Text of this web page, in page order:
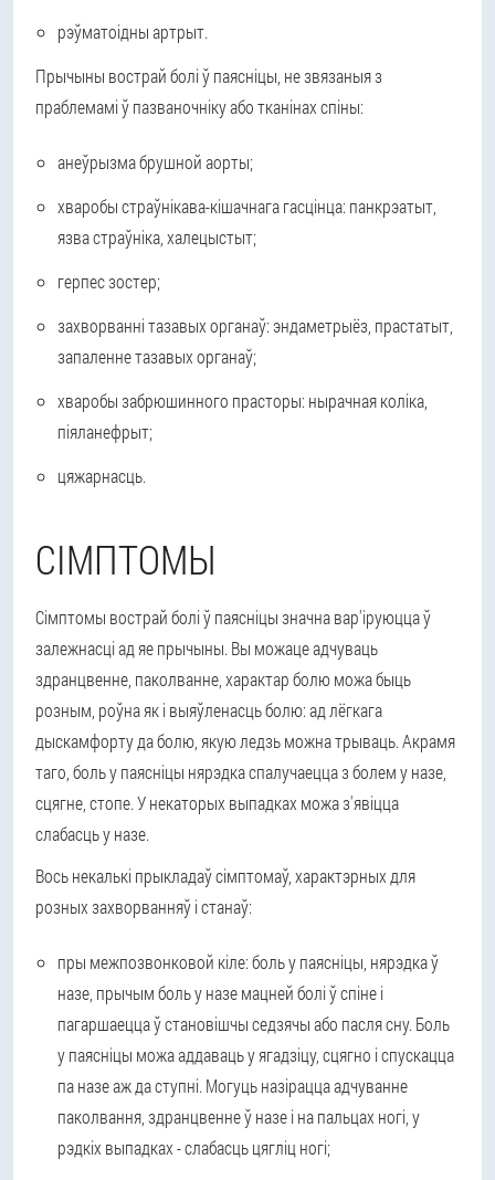
рэўматоідны артрыт.
Прычыны вострай болі ў паясніцы, не звязаныя з
праблемамі ў пазваночніку або тканінах спіны:
анеўрызма брушной аорты;
хваробы страўнікава-кішачнага гасцінца: панкрэатыт,
язва страўніка, халецыстыт;
герпес зостер;
захворванні тазавых органаў: эндаметрыёз, прастатыт,
запаленне тазавых органаў;
хваробы забрюшинного прасторы: нырачная коліка,
піяланефрыт;
цяжарнасць.
СІМПТОМЫ
Сімптомы вострай болі ў паясніцы значна вар'іруюцца ў
залежнасці ад яе прычыны. Вы можаце адчуваць
здранцвенне, паколванне, характар болю можа быць
розным, роўна як і выяўленасць болю: ад лёгкага
дыскамфорту да болю, якую ледзь можна трываць. Акрамя
таго, боль у паясніцы нярэдка спалучаецца з болем у назе,
сцягне, стопе. У некаторых выпадках можа з'явіцца
слабасць у назе.
Вось некалькі прыкладаў сімптомаў, характэрных для
розных захворванняў і станаў:
пры межпозвонковой кіле: боль у паясніцы, нярэдка ў
назе, прычым боль у назе мацней болі ў спіне і
пагаршаецца ў становішчы седзячы або пасля сну. Боль
у паясніцы можа аддаваць у ягадзіцу, сцягно і спускацца
па назе аж да ступні. Могуць назірацца адчуванне
паколвання, здранцвенне ў назе і на пальцах ногі, у
рэдкіх выпадках - слабасць цягліц ногі;